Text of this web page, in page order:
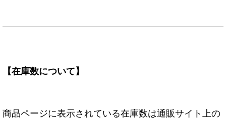
【在庫数について】
商品ページに表示されている在庫数は通販サイト上の